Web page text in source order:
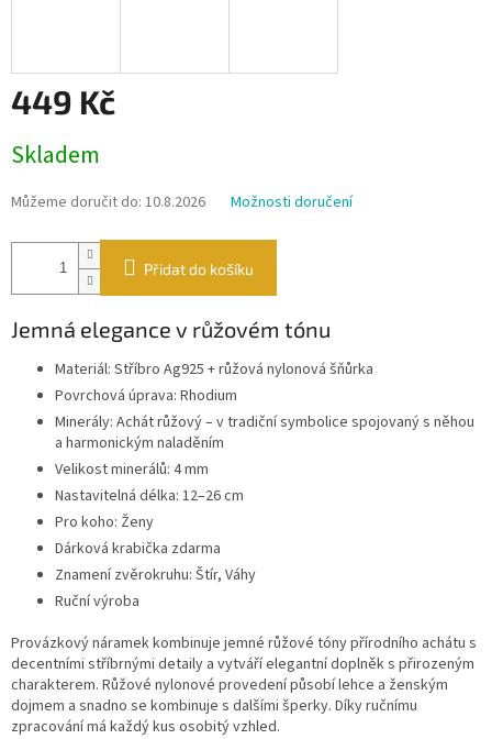
449 Kč
cena:
Skladem
Můžeme doručit do: 10.8.2026 Možnosti doručení
Přidat do košíku
Jemná elegance v růžovém tónu
Materiál: Stříbro Ag925 + růžová nylonová šňůrka
Povrchová úprava: Rhodium
Minerály: Achát růžový – v tradiční symbolice spojovaný s něhou
a harmonickým naladěním
Velikost minerálů: 4 mm
Nastavitelná délka: 12–26 cm
Pro koho: Ženy
Dárková krabička zdarma
Znamení zvěrokruhu: Štír, Váhy
Ruční výroba
Provázkový náramek kombinuje jemné růžové tóny přírodního achátu s
decentními stříbrnými detaily a vytváří elegantní doplněk s přirozeným
charakterem. Růžové nylonové provedení působí lehce a ženským
dojmem a snadno se kombinuje s dalšími šperky. Díky ručnímu
zpracování má každý kus osobitý vzhled.